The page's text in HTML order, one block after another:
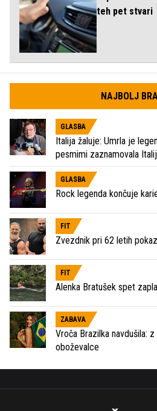
teh pet stvari
NAJBOLJ
GLASBA
Italija žaluje: Umrla je
pesmimi zaznamovala
GLASBA
Rock legenda končuje
FIT
Zvezdnik pri 62 letih
FIT
Alenka Bratušek spet
ZABAVA
Vroča Brazilka navdušila:
oboževalce